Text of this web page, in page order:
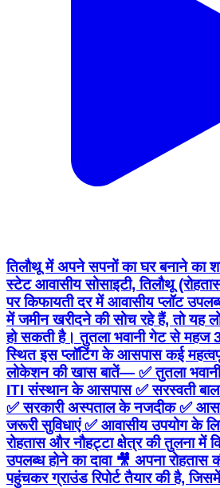
तिलौथू में अपने सपनों का घर बनाने का
स्टेट आवासीय सोसाइटी, तिलौथू
पर किफायती दर में आवासीय प्लॉट
में जमीन खरीदने की सोच रहे हैं, तो यह
हो सकती है। तुतला भवानी गेट से महज
स्थित इस प्लॉटिंग के आसपास कई
लोकेशन की खास बातें— ✅ तुतला
ITI संस्थान के आसपास ✅ सरस्वती बाल
✅ सरकारी अस्पताल के नजदीक ✅
जरूरी सुविधाएं ✅ आवासीय उपयोग के
रोहतास और नौहट्टा क्षेत्र की तुलना में
उपलब्ध होने का दावा 🎥 अपना रोहतास
पहुंचकर ग्राउंड रिपोर्ट तैयार की है,